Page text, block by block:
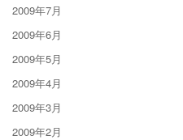
2009年7月
2009年6月
2009年5月
2009年4月
2009年3月
2009年2月